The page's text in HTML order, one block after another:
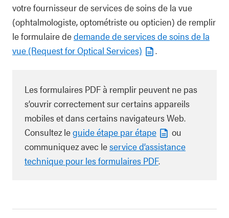
votre fournisseur de services de soins de la vue
(ophtalmologiste, optométriste ou opticien) de remplir
le formulaire dedemande de services de soins de la
vue (Request for Optical Services)
.
Les formulaires PDF à remplir peuvent ne pas
s’ouvrir correctement sur certains appareils
mobiles et dans certains navigateurs Web.
Consultez leguide étape par étape
ou
communiquez avec leservice d’assistance
technique pour les formulaires PDF.